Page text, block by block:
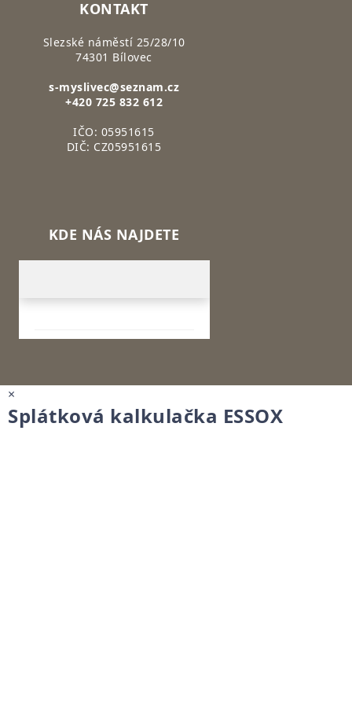
KONTAKT
Slezské náměstí 25/28/10
74301 Bílovec
s-myslivec@seznam.cz
+420 725 832 612
IČO: 05951615
DIČ: CZ05951615
KDE NÁS NAJDETE
×
Splátková kalkulačka ESSOX